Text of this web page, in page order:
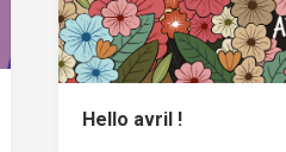
Hello avril !